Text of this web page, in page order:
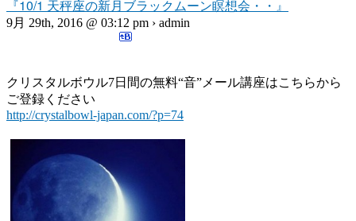
『10/1 天秤座の新月ブラックムーン瞑想会・・』
9月 29th, 2016 @ 03:12 pm › admin
クリスタルボウル7日間の無料“音”メール講座はこちらから
ご登録ください
http://crystalbowl-japan.com/?p=74